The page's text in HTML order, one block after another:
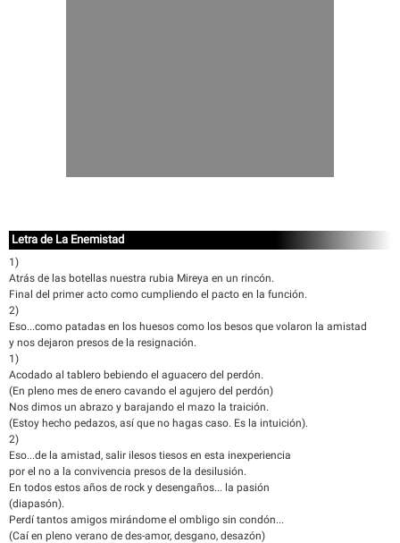
Letra de La Enemistad
1)
Atrás de las botellas nuestra rubia Mireya en un rincón.
Final del primer acto como cumpliendo el pacto en la función.
2)
Eso...como patadas en los huesos como los besos que volaron la amistad
y nos dejaron presos de la resignación.
1)
Acodado al tablero bebiendo el aguacero del perdón.
(En pleno mes de enero cavando el agujero del perdón)
Nos dimos un abrazo y barajando el mazo la traición.
(Estoy hecho pedazos, así que no hagas caso. Es la intuición).
2)
Eso...de la amistad, salir ilesos tiesos en esta inexperiencia
por el no a la convivencia presos de la desilusión.
En todos estos años de rock y desengaños... la pasión
(diapasón).
Perdí tantos amigos mirándome el ombligo sin condón...
(Caí en pleno verano de des-amor, desgano, desazón)